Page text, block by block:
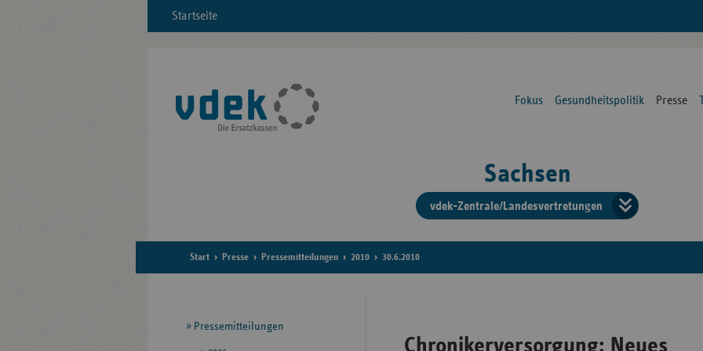
Startseite
Fokus Gesundheitspolitik Presse
Sachsen
vdek-Zentrale/Landesvertretungen
der
Start Presse Pressemitteilungen 2010 30.6.2010
Chronikerversorgung: Neues
Seitennavigation
Pressemitteilungen